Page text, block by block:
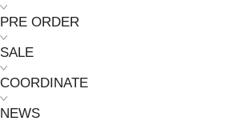
PRE ORDER
SALE
COORDINATE
NEWS